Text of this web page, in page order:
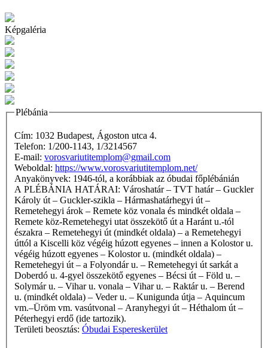
Képgaléria
Plébánia
Cím: 1032 Budapest, Ágoston utca 4.
Telefon: 1/200-1143, 1/3214567
E-mail: vorosvariutitemplom@gmail.com
Weboldal: https://www.vorosvariutitemplom.net/
Anyakönyvek: 1946-tól, a korábbiak az óbudai főplébánián
A PLÉBÁNIA HATÁRAI: Városhatár – TVT határ – Guckler
Károly út – Guckler-szikla – Hármashatárhegyi út –
Remetehegyi árok – Remete köz vonala és mindkét oldala –
Remete köz-Remetehegyi utat összekötő út a Haránt u.-tól
északra – Remetehegyi út (mindkét oldala) – a Remetehegyi
úttól a Kiscelli köz végéig húzott egyenes – innen a Kolostor u.
végéig húzott egyenes – Kolostor u. (mindkét oldala) –
Remetehegyi út – a Folyondár u. – Remetehegyi út sarkát a
Doberdó u. 4-gyel összekötő egyenes – Bécsi út – Föld u. –
Solymár u. – Vihar u. vonala – Vihar u. – Raktár u. – Berend
u. (mindkét oldala) – Veder u. – Kunigunda útja – Aquincum
vm.–Üröm vm. vasútvonal – Aranyhegyi út – Héthalom út –
Péterhegyi erdő (ide tartozik).
Területi beosztás: Óbudai Espereskerület